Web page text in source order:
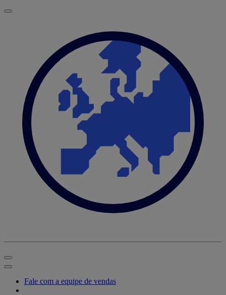
Fale com a equipe de vendas